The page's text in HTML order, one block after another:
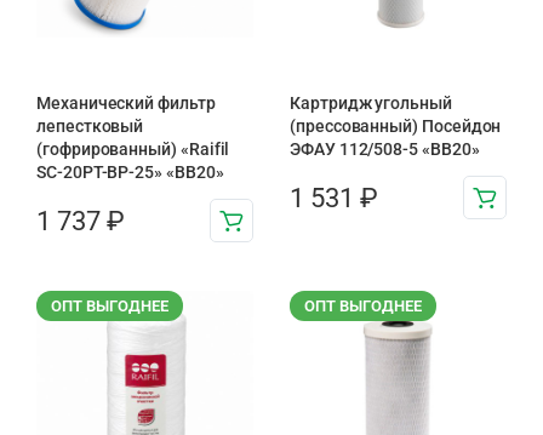
Механический фильтр
лепестковый
(гофрированный) «Raifil
SC-20PT-ВР-25» «BB20»
1 737 ₽
Картридж угольный
(прессованный) Посейдон
ЭФАУ 112/508-5 «BB20»
1 531 ₽
ОПТ ВЫГОДНЕЕ ОПТ ВЫГОДНЕЕ